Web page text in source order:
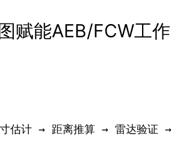
赋能AEB/FCW工作
估计 → 距离推算 → 雷达验证 →